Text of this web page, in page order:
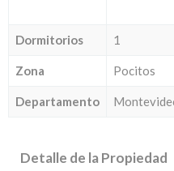
Dormitorios 1
Zona Pocitos
Departamento
Detalle de la Propiedad